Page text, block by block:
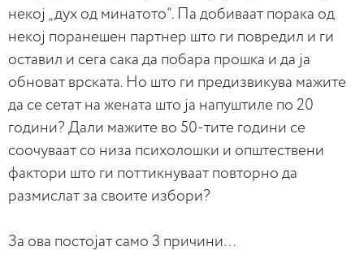
некој „дух од минатото“. Па добиваат порака од
некој поранешен партнер што ги повредил и ги
оставил и сега сака да побара прошка и да ја
обноват врската. Но што ги предизвикува мажите
да се сетат на жената што ја напуштиле по 20
години? Дали мажите во 50-тите години се
соочуваат со низа психолошки и општествени
фактори што ги поттикнуваат повторно да
размислат за своите избори?
За ова постојат само 3 причини…